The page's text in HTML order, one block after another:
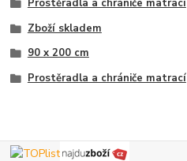
Prostěradla a chrániče matrací
Zboží skladem
90 x 200 cm
Prostěradla a chrániče matrací